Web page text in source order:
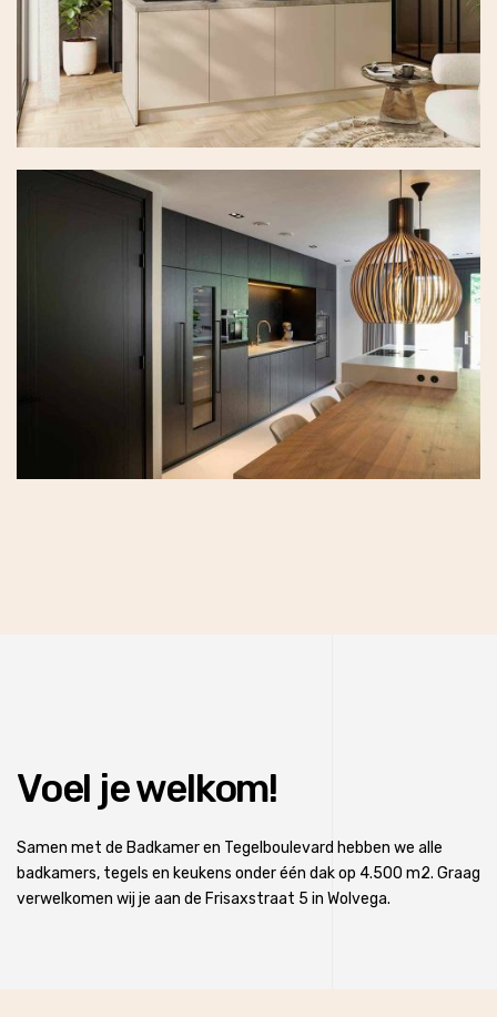
Voel je welkom!
Samen met de Badkamer en Tegelboulevard hebben we alle
badkamers, tegels en keukens onder één dak op 4.500 m2. Graag
verwelkomen wij je aan de Frisaxstraat 5 in Wolvega.